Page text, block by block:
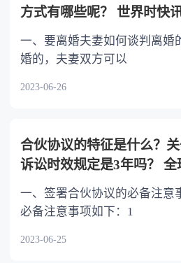
方式有哪些呢？ 世界时快
一、要离婚夫妻如何谈判离婚
婚的，夫妻双方可以
2023-06-26
合伙协议的特征是什么？
诉讼时效规定是3年吗？ 全
一、签署合伙协议的必备注意
必备注意事项如下：1
2023-06-25